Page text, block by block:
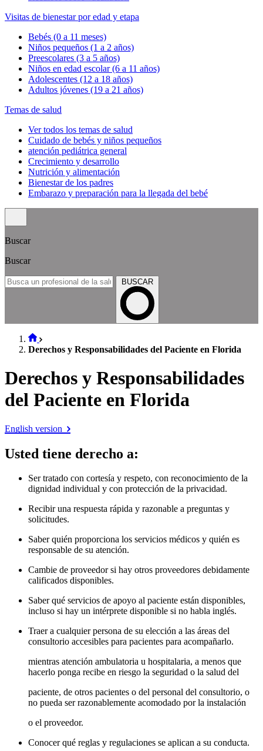
Visitas de bienestar por edad y etapa
Bebés (0 a 11 meses)
Niños pequeños (1 a 2 años)
Preescolares (3 a 5 años)
Niños en edad escolar (6 a 11 años)
Adolescentes (12 a 18 años)
Adultos jóvenes (19 a 21 años)
Temas de salud
Ver todos los temas de salud
Cuidado de bebés y niños pequeños
atención pediátrica general
Crecimiento y desarrollo
Nutrición y alimentación
Bienestar de los padres
Embarazo y preparación para la llegada del bebé
Buscar
Buscar
BUSCAR
Derechos y Responsabilidades del Paciente en Florida
Derechos y Responsabilidades
del Paciente en Florida
English version
Usted tiene derecho a:
Ser tratado con cortesía y respeto, con reconocimiento de la
dignidad individual y con protección de la privacidad.
Recibir una respuesta rápida y razonable a preguntas y
solicitudes.
Saber quién proporciona los servicios médicos y quién es
responsable de su atención.
Cambie de proveedor si hay otros proveedores debidamente
calificados disponibles.
Saber qué servicios de apoyo al paciente están disponibles,
incluso si hay un intérprete disponible si no habla inglés.
Traer a cualquier persona de su elección a las áreas del
consultorio accesibles para pacientes para acompañarlo.
mientras atención ambulatoria u hospitalaria, a menos que
hacerlo ponga recibe en riesgo la seguridad o la salud del
paciente, de otros pacientes o del personal del consultorio, o
no pueda ser razonablemente acomodado por la instalación
o el proveedor.
Conocer qué reglas y regulaciones se aplican a su conducta.